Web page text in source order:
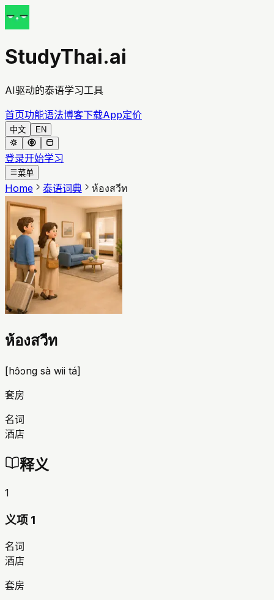
StudyThai.ai
AI驱动的泰语学习工具
首页功能语法博客下载App定价
中文 EN
登录开始学习
菜单
Home 泰语词典 ห้องสวีท
ห้องสวีท
[hɔ̂ɔng sà wii tá]
套房
名词
酒店
释义
1
义项 1
名词
酒店
套房